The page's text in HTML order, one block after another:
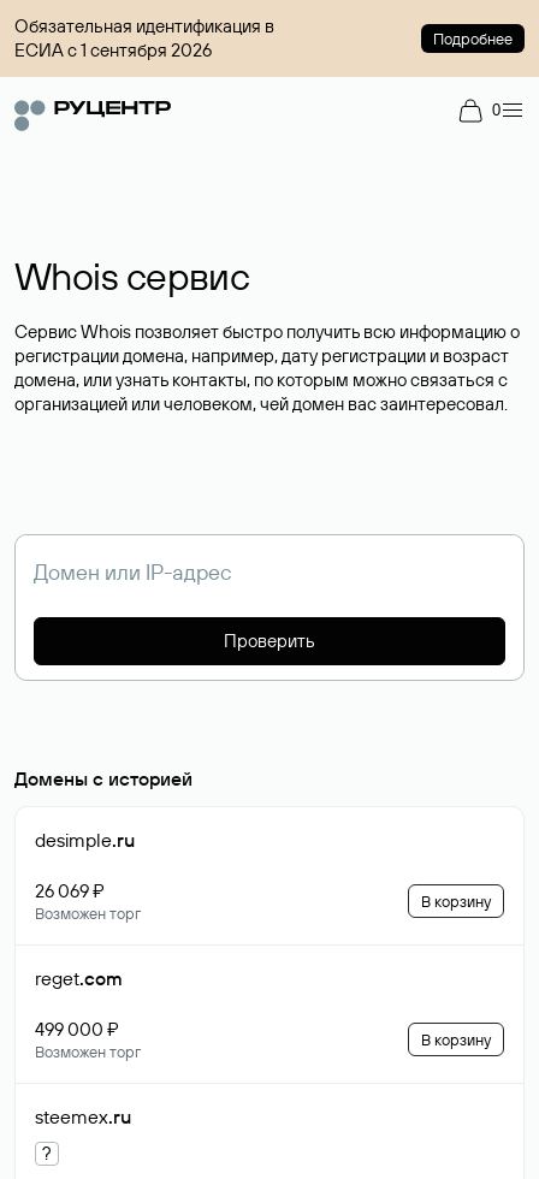
Обязательная идентификация в
ЕСИА с 1 сентября 2026
Подробнее
0
Whois сервис
Сервис Whois позволяет быстро получить всю информацию о
регистрации домена, например, дату регистрации и возраст
домена, или узнать контакты, по которым можно связаться с
организацией или человеком, чей домен вас заинтересовал.
Проверить
Домены с историей
desimple.ru
26 069 ₽
Возможен торг
В корзину
reget.com
499 000 ₽
Возможен торг
В корзину
steemex.ru
?